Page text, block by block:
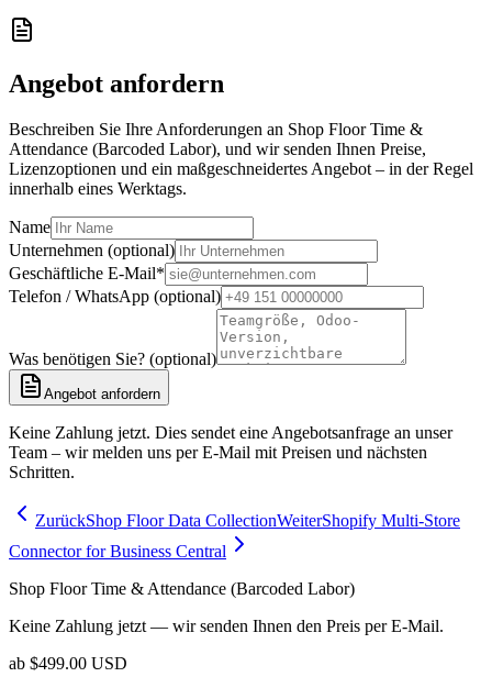
Angebot anfordern
Beschreiben Sie Ihre Anforderungen an Shop Floor Time &
Attendance (Barcoded Labor), und wir senden Ihnen Preise,
Lizenzoptionen und ein maßgeschneidertes Angebot – in der Regel
innerhalb eines Werktags.
Name
Unternehmen (optional)
Geschäftliche E-Mail*
Telefon / WhatsApp (optional)
Was benötigen Sie? (optional)
Angebot anfordern
Keine Zahlung jetzt. Dies sendet eine Angebotsanfrage an unser
Team – wir melden uns per E-Mail mit Preisen und nächsten
Schritten.
ZurückShop Floor Data CollectionWeiterShopify Multi-Store
Connector for Business Central
Shop Floor Time & Attendance (Barcoded Labor)
Keine Zahlung jetzt — wir senden Ihnen den Preis per E-Mail.
ab $499.00 USD